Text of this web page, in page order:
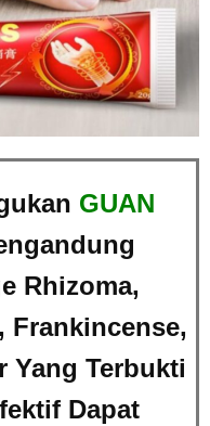
GUAN
Rhizoma,
Frankincense,
Yang Terbukti
Dapat